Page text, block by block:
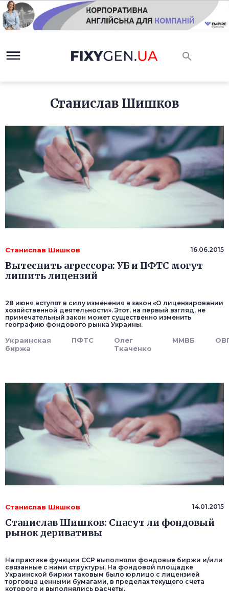
Станислав Шишков
Станислав Шишков 16.06.2015
Вытеснить агрессора: УБ и ПФТС могут
лишить лицензий
28 июня вступят в силу изменения в закон «О лицензировании
хозяйственной деятельности». Этот, на первый взгляд, не
примечательный закон может существенно изменить
географию фондового рынка Украины.
Украинская
биржа
ПФТС
Олег
Ткаченко
ММВБ
Станислав Шишков 14.01.2015
Станислав Шишков: Спасут ли фондовый
рынок деривативы
На практике функции ССР выполняли фондовые биржи и/или
связанные с ними структуры. На фондовой площадке
Украинской биржи таковым было юрлицо с лицензией
торговца ценными бумагами, в пределах текущего счета
которого и выполнялись расчеты.